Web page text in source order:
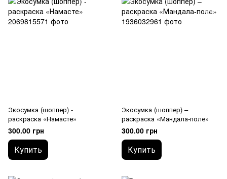
Экосумка (шоппер) -
раскраска «Намасте»
300.00 грн
Купить
Экосумка (шоппер) –
раскраска «Мандала-поле»
300.00 грн
Купить